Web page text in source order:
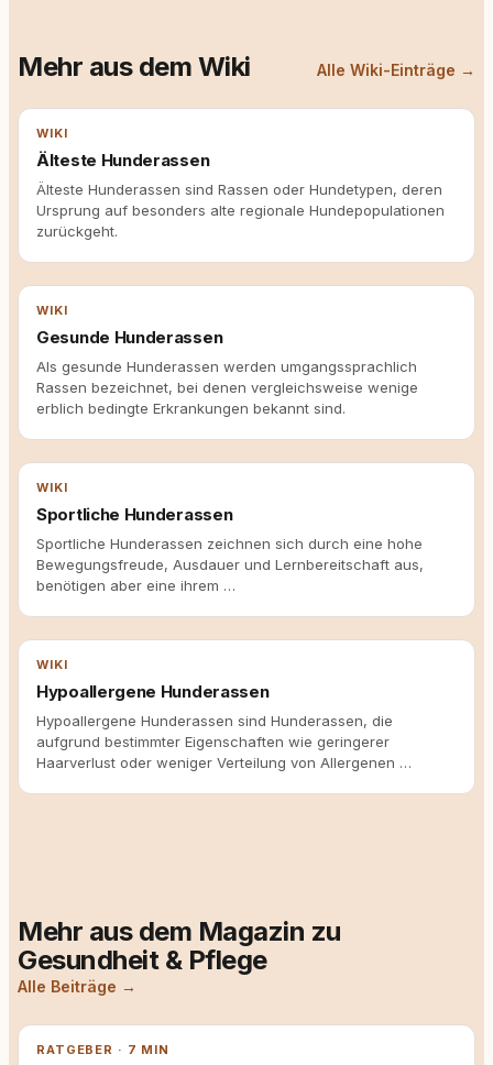
Mehr aus dem Wiki Alle Wiki-Einträge →
WIKI
Älteste Hunderassen
Älteste Hunderassen sind Rassen oder Hundetypen, deren
Ursprung auf besonders alte regionale Hundepopulationen
zurückgeht.
WIKI
Gesunde Hunderassen
Als gesunde Hunderassen werden umgangssprachlich
Rassen bezeichnet, bei denen vergleichsweise wenige
erblich bedingte Erkrankungen bekannt sind.
WIKI
Sportliche Hunderassen
Sportliche Hunderassen zeichnen sich durch eine hohe
Bewegungsfreude, Ausdauer und Lernbereitschaft aus,
benötigen aber eine ihrem …
WIKI
Hypoallergene Hunderassen
Hypoallergene Hunderassen sind Hunderassen, die
aufgrund bestimmter Eigenschaften wie geringerer
Haarverlust oder weniger Verteilung von Allergenen …
Mehr aus dem Magazin zu
Gesundheit & Pflege
Alle Beiträge →
RATGEBER · 7 MIN